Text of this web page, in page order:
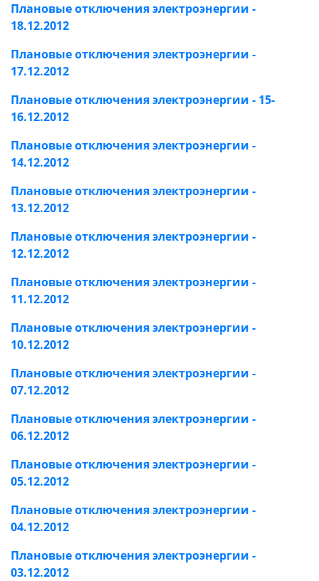
Плановые отключения электроэнергии -
18.12.2012
Плановые отключения электроэнергии -
17.12.2012
Плановые отключения электроэнергии - 15-
16.12.2012
Плановые отключения электроэнергии -
14.12.2012
Плановые отключения электроэнергии -
13.12.2012
Плановые отключения электроэнергии -
12.12.2012
Плановые отключения электроэнергии -
11.12.2012
Плановые отключения электроэнергии -
10.12.2012
Плановые отключения электроэнергии -
07.12.2012
Плановые отключения электроэнергии -
06.12.2012
Плановые отключения электроэнергии -
05.12.2012
Плановые отключения электроэнергии -
04.12.2012
Плановые отключения электроэнергии -
03.12.2012